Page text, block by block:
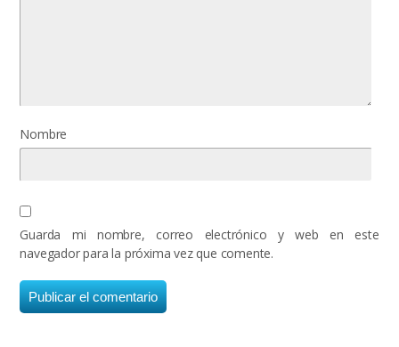
Nombre
Guarda mi nombre, correo electrónico y web en este
navegador para la próxima vez que comente.